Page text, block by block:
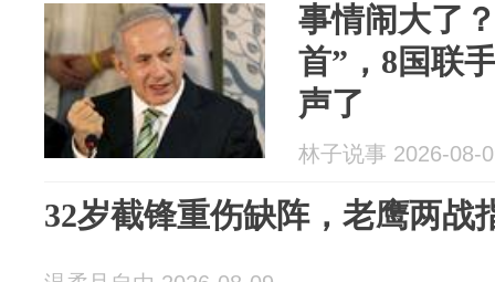
事情闹大了
首”，8国联
声了
林子说事 2026-08-
32岁截锋重伤缺阵，老鹰两战